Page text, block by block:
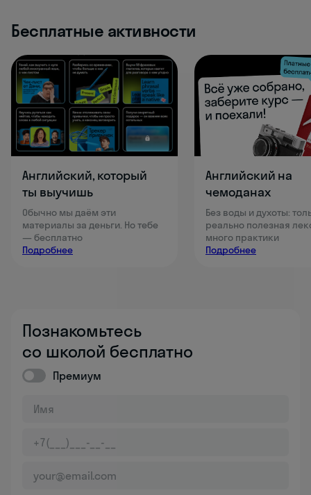
Бесплатные активности
Английский, который
ты выучишь
Обычно мы даём эти
материалы за деньги. Но тебе
— бесплатно
Подробнее
Английский на
чемоданах
Без воды и духоты:
реально полезная
много практики
Подробнее
Познакомьтесь
со школой бесплатно
Премиум